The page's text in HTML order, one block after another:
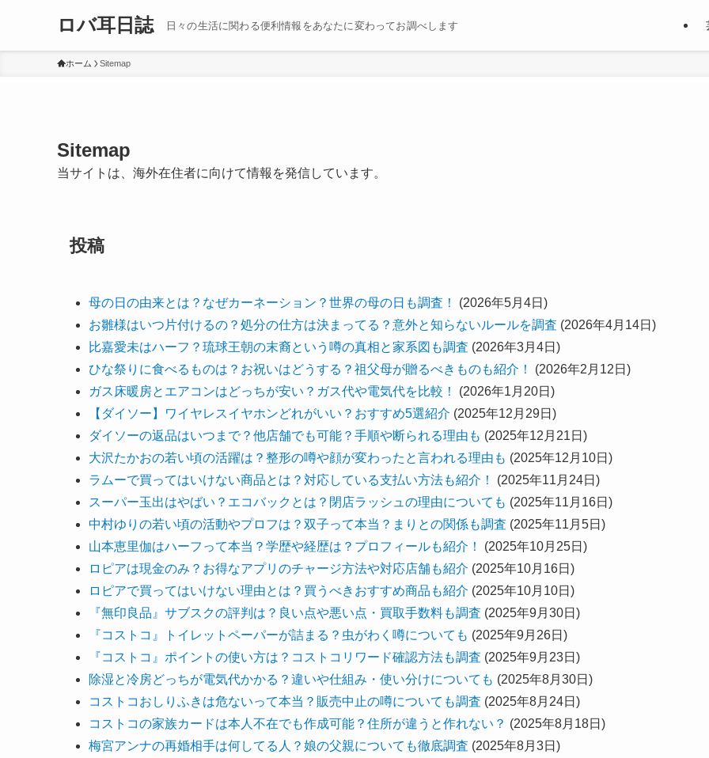
ロバ耳日誌 日々の生活に関わる便利情報をあなたに変わってお調べします
ホーム Sitemap
Sitemap
当サイトは、海外在住者に向けて情報を発信しています。
投稿
母の日の由来とは？なぜカーネーション？世界の母の日も調査！
(2026年5月4日)
お雛様はいつ片付けるの？処分の仕方は決まってる？意外と知らないルールを調査 (2026年4月14日)
比嘉愛未はハーフ？琉球王朝の末裔という噂の真相と家系図も調査 (2026年3月4日)
ひな祭りに食べるものは？お祝いはどうする？祖父母が贈るべきものも紹介！
(2026年2月12日)
ガス床暖房とエアコンはどっちが安い？ガス代や電気代を比較！
(2026年1月20日)
【ダイソー】ワイヤレスイヤホンどれがいい？おすすめ5選紹介 (2025年12月29日)
ダイソーの返品はいつまで？他店舗でも可能？手順や断られる理由も (2025年12月21日)
大沢たかおの若い頃の活躍は？整形の噂や顔が変わったと言われる理由も (2025年12月10日)
ラムーで買ってはいけない商品とは？対応している支払い方法も紹介！
(2025年11月24日)
スーパー玉出はやばい？エコバックとは？閉店ラッシュの理由についても (2025年11月16日)
中村ゆりの若い頃の活動やプロフは？双子って本当？まりとの関係も調査 (2025年11月5日)
山本恵里伽はハーフって本当？学歴や経歴は？プロフィールも紹介！
(2025年10月25日)
ロピアは現金のみ？お得なアプリのチャージ方法や対応店舗も紹介 (2025年10月16日)
ロピアで買ってはいけない理由とは？買うべきおすすめ商品も紹介 (2025年10月10日)
『無印良品』サブスクの評判は？良い点や悪い点・買取手数料も調査 (2025年9月30日)
『コストコ』トイレットペーパーが詰まる？虫がわく噂についても (2025年9月26日)
『コストコ』ポイントの使い方は？コストコリワード確認方法も調査 (2025年9月23日)
除湿と冷房どっちが電気代かかる？違いや仕組み・使い分けについても (2025年8月30日)
コストコおしりふきは危ないって本当？販売中止の噂についても調査 (2025年8月24日)
コストコの家族カードは本人不在でも作成可能？住所が違うと作れない？ (2025年8月18日)
梅宮アンナの再婚相手は何してる人？娘の父親についても徹底調査 (2025年8月3日)